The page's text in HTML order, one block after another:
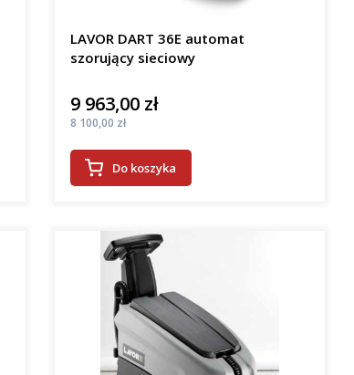
LAVOR DART 36E automat
szorujący sieciowy
Cena
9 963,00 zł
Cena
8 100,00 zł
Do koszyka